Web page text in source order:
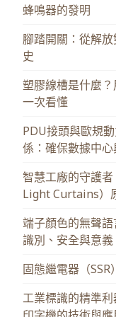
蜂鳴器的發明
腳踏開關：從解
史
塑膠線槽是什麼
一次看懂
PDU接頭與歐規
係：確保數據中
智慧工廠的守護
Light Curtains）
端子顏色的無聲
識別、安全與意義
固態繼電器（
工業標識的精準